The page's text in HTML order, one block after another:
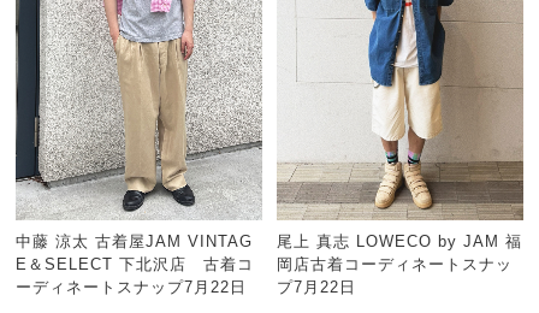
中藤 涼太 古着屋JAM VINTAG
E＆SELECT 下北沢店 古着コ
ーディネートスナップ7月22日
尾上 真志 LOWECO by JAM 福
岡店古着コーディネートスナッ
プ7月22日